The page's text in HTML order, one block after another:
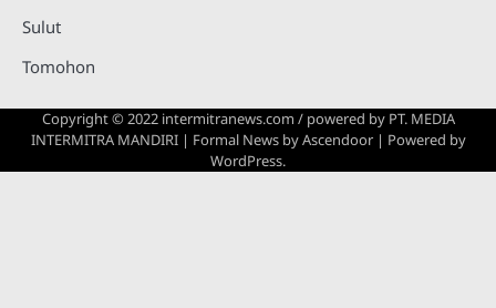
Sulut
Tomohon
Copyright © 2022 intermitranews.com / powered by PT. MEDIA
INTERMITRA MANDIRI| Formal News byAscendoor| Powered by
WordPress.